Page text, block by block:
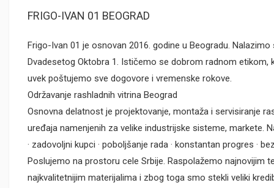
FRIGO-IVAN 01 BEOGRAD
Frigo-Ivan 01 je osnovan 2016. godine u Beogradu. Nalazimo
Dvadesetog Oktobra 1. Ističemo se dobrom radnom etikom,
uvek poštujemo sve dogovore i vremenske rokove.
Održavanje rashladnih vitrina Beograd
Osnovna delatnost je projektovanje, montaža i servisiranje
uređaja namenjenih za velike industrijske sisteme, markete.
· zadovoljni kupci · poboljšanje rada · konstantan progres ·
Poslujemo na prostoru cele Srbije. Raspolažemo najnovijim
najkvalitetnijim materijalima i zbog toga smo stekli veliki